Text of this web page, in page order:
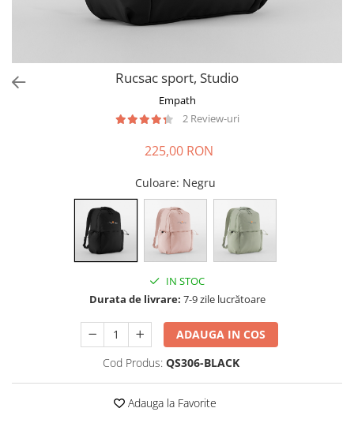
Rucsac sport, Studio
Empath
2 Review-uri
225,00 RON
Culoare: Negru
IN STOC
Durata de livrare: 7-9 zile lucrătoare
ADAUGA IN COS
Cod Produs: QS306-BLACK
Adauga la Favorite